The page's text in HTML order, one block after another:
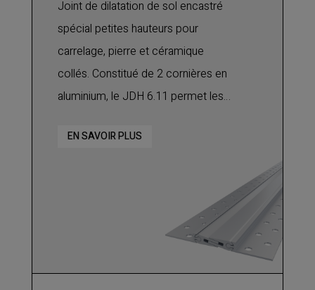
Joint de dilatation de sol encastré
spécial petites hauteurs pour
carrelage, pierre et céramique
collés. Constitué de 2 cornières en
aluminium, le JDH 6.11 permet les
contraction ainsi que les
hôpitaux, les hôtels, les écoles, etc.
EN SAVOIR PLUS